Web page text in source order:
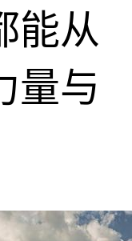
能从
量与